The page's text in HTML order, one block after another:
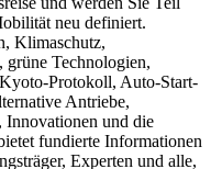
neu definiert.
Klimaschutz,
Technologien,
Protokoll, Auto-Start-
Antriebe,
und die
fundierte Informationen
Experten und alle,